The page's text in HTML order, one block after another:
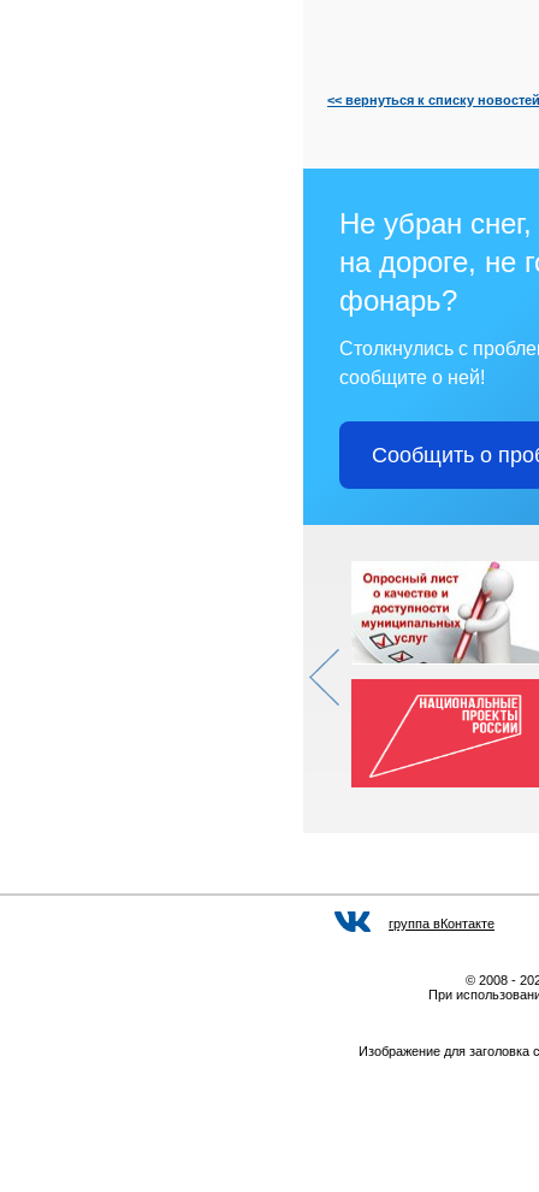
<< вернуться к списку новостей
Не убран
на дороге, не
фонарь?
Столкнулись с
сообщите о ней!
Сообщить о
группа вКонтакте
© 2008 -
При
Изображение для